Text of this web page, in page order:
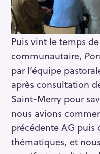
Puis vint le temps
communautaire,
par l’équipe
après consultation
Saint-Merry pour
nous avions
précédente AG puis
thématiques, et